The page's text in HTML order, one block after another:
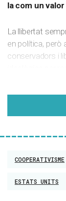
la com un
La llibertat
en política, però
conservadors i
concepte des
demostrar que,
moltes de les
COOPERATIVISME
ESTATS UNITS